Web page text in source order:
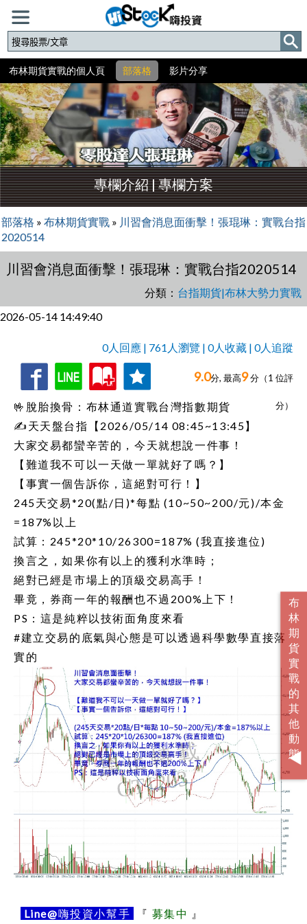
布林期貨實戰的個人頁 部落格 影片分享
專欄介紹|專欄方案
部落格 » 布林期貨實戰 » 川習會消息面衝擊！張琨琳：實戰台指
2020514
川習會消息面衝擊！張琨琳：實戰台指2020514
分類： 台指期貨|布林大勢力實戰
2026-05-14 14:49:40
0人回應 | 761人瀏覽 | 0人收藏 | 0人追蹤
收
藏
追
蹤
9.0分, 最高9分（1 位評
分）
🤟脫胎換骨：布林通道實戰台灣指數期貨
✍天天盤台指【2026/05/14 08:45~13:45】
大家交易都蠻辛苦的，今天就想說一件事！
【難道我不可以一天做一單就好了嗎？】
【事實一個告訴你，這絕對可行！】
245天交易*20(點/日)*每點 (10~50~200/元)/本金
=187%以上
試算：245*20*10/26300=187% (我直接進位)
換言之，如果你有以上的獲利水準時；
絕對已經是市場上的頂級交易高手！
畢竟，券商一年的報酬也不過200%上下！
PS：這是純粹以技術面角度來看
#建立交易的底氣與心態是可以透過科學數學直接落
實的
Line@嗨投資小幫手 『 募集中 』